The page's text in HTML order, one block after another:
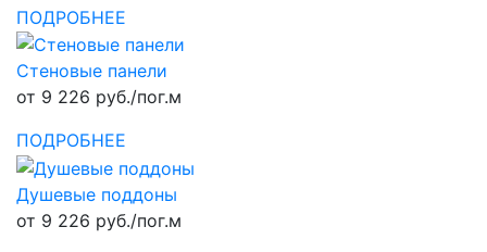
ПОДРОБНЕЕ
Стеновые панели
от 9 226 руб./пог.м
ПОДРОБНЕЕ
Душевые поддоны
от 9 226 руб./пог.м